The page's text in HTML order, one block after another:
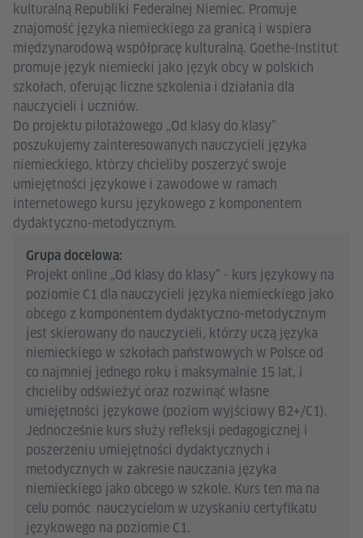
kulturalną Republiki Federalnej Niemiec. Promuje
znajomość języka niemieckiego za granicą i wspiera
międzynarodową współpracę kulturalną. Goethe-Institut
promuje język niemiecki jako język obcy w polskich
szkołach, oferując liczne szkolenia i działania dla
nauczycieli i uczniów.
Do projektu pilotażowego „Od klasy do klasy”
poszukujemy zainteresowanych nauczycieli języka
niemieckiego, którzy chcieliby poszerzyć swoje
umiejętności językowe i zawodowe w ramach
internetowego kursu językowego z komponentem
dydaktyczno-metodycznym.
Grupa docelowa:
Projekt online „Od klasy do klasy” - kurs językowy na
poziomie C1 dla nauczycieli języka niemieckiego jako
obcego z komponentem dydaktyczno-metodycznym
jest skierowany do nauczycieli, którzy uczą języka
niemieckiego w szkołach państwowych w Polsce od
co najmniej jednego roku i maksymalnie 15 lat, i
chcieliby odświeżyć oraz rozwinąć własne
umiejętności językowe (poziom wyjściowy B2+/C1).
Jednocześnie kurs służy refleksji pedagogicznej i
poszerzeniu umiejętności dydaktycznych i
metodycznych w zakresie nauczania języka
niemieckiego jako obcego w szkole. Kurs ten ma na
celu pomóc nauczycielom w uzyskaniu certyfikatu
językowego na poziomie C1.